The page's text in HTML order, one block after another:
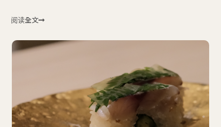
阅读全文